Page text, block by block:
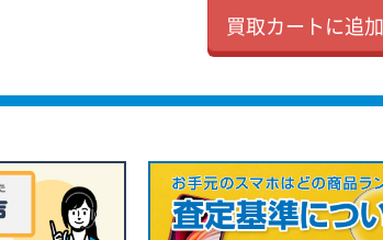
買取カートに追